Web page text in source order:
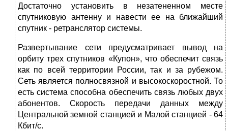
Достаточно установить в незатененном месте
спутниковую антенну и навести ее на ближайший
спутник - ретранслятор системы.
Развертывание сети предусматривает вывод на
орбиту трех спутников «Купон», что обеспечит связь
как по всей территории России, так и за рубежом.
Сеть является полносвязной и высокоскоростной. То
есть система способна обеспечить связь любых двух
абонентов. Скорость передачи данных между
Центральной земной станцией и Малой станцией - 64
Кбит/с.